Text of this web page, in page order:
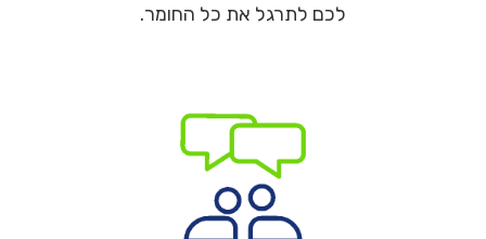
לכם לתרגל את כל החומר.